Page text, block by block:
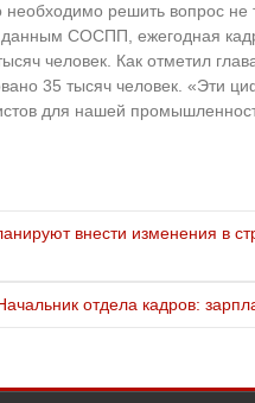
решить вопрос не
данным СОСПП, ежегодная
человек. Как отметил
35 тысяч человек. «Эти
для нашей
внести изменения в
отдела кадров: